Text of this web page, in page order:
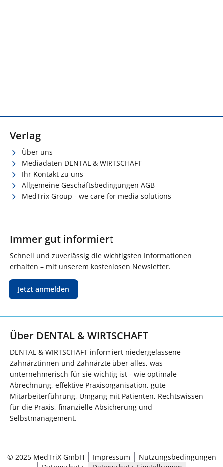
Verlag
Über uns
Mediadaten DENTAL & WIRTSCHAFT
Ihr Kontakt zu uns
Allgemeine Geschäftsbedingungen AGB
MedTrix Group - we care for media solutions
Immer gut informiert
Schnell und zuverlässig die wichtigsten Informationen
erhalten – mit unserem kostenlosen Newsletter.
Jetzt anmelden
Über DENTAL & WIRTSCHAFT
DENTAL & WIRTSCHAFT informiert niedergelassene
Zahnärztinnen und Zahnärzte über alles, was
unternehmerisch für sie wichtig ist - wie optimale
Abrechnung, effektive Praxisorganisation, gute
Mitarbeiterführung, Umgang mit Patienten, Rechtswissen
für die Praxis, finanzielle Absicherung und
Selbstmanagement.
© 2025 MedTriX GmbH Impressum
Nutzungsbedingungen